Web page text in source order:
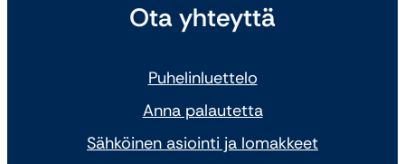
Ota yhteyttä
Puhelinluettelo
Anna palautetta
Sähköinen asiointi ja lomakkeet